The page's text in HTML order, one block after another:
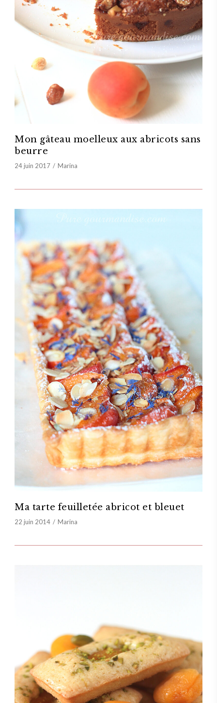
Mon gâteau moelleux aux abricots sans
beurre
24 juin 2017 Marina
Ma tarte feuilletée abricot et bleuet
22 juin 2014 Marina